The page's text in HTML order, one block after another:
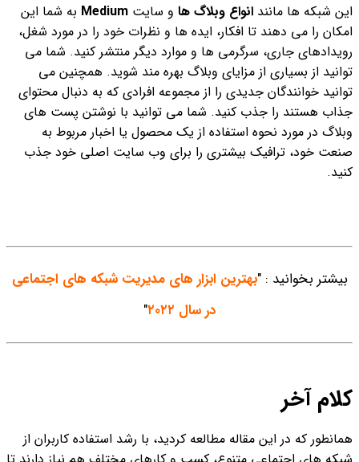
این شبکه ها مانند انواع وبلاگ ها و سایت Medium به شما این
امکان را می دهند تا افکار، ایده ها و نظرات خود را در مورد شغل،
رویدادهای جاری، سرگرمی ها و موارد دیگر منتشر کنید. شما می
توانید از بسیاری از مزایای وبلاگ بهره مند شوید. همچنین می
توانید خوانندگان جدیدی را از مجموعه افرادی که به دنبال محتوای
جذاب هستند را جذب کنید. شما می توانید با نوشتن پست های
وبلاگ در مورد نحوه استفاده از یک محصول یا اخبار مربوط به
صنعت خود، ترافیک بیشتری را برای وب سایت اصلی خود جذب
کنید.
بیشتر بخوانید : "بهترین ابزار های مدیریت شبکه های اجتماعی
در سال ۲۰۲۲
"
کلام آخر
همانطور که در این مقاله مطالعه کردید، با رشد استفاده کاربران از